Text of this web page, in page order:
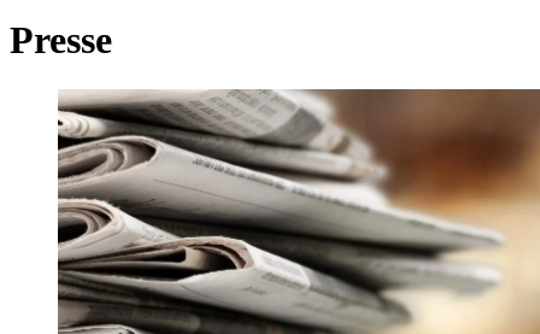
Presse